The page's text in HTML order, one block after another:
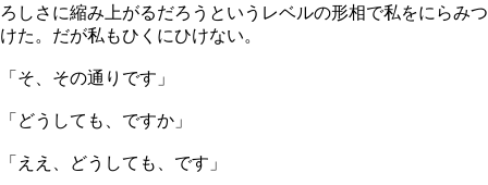
ろしさに縮み上がるだろうというレベルの形相で私をにらみつ
けた。だが私もひくにひけない。
「そ、その通りです」
「どうしても、ですか」
「ええ、どうしても、です」